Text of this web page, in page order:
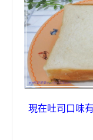
現在吐司口味